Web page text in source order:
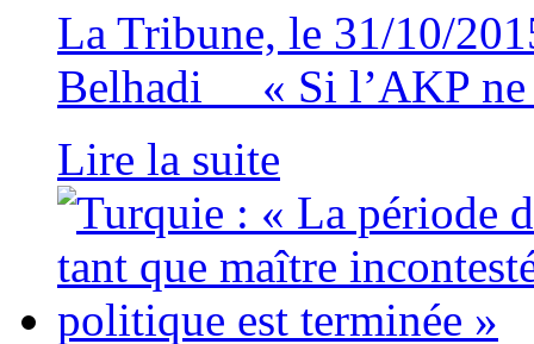
La Tribune, le 31/10/
Belhadi « Si l’AKP ne
Lire la suite